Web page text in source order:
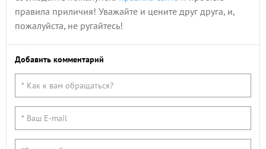
правила приличия! Уважайте и цените друг друга, и,
пожалуйста, не ругайтесь!
Добавить комментарий